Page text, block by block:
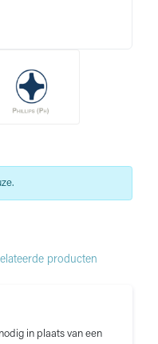
producten
in plaats van een